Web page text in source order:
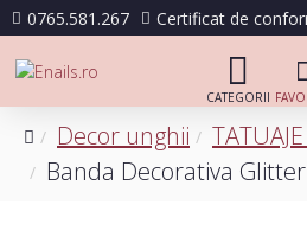
0765.581.267 Certificat de
Decor unghii
Banda Decorativa